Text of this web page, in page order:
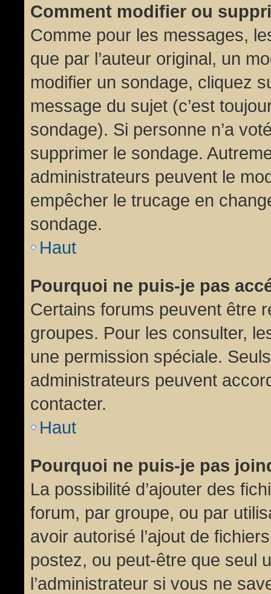
Comment modifier ou
Comme pour les messages,
que par l’auteur original, un
modifier un sondage, cliquez
message du sujet (c’est
sondage). Si personne n’a
supprimer le sondage.
administrateurs peuvent le
empêcher le trucage en
sondage.
Haut
Pourquoi ne puis-je pas
Certains forums peuvent être
groupes. Pour les consulter,
une permission spéciale.
administrateurs peuvent
contacter.
Haut
Pourquoi ne puis-je pas
La possibilité d’ajouter des
forum, par groupe, ou par
avoir autorisé l’ajout de
postez, ou peut-être que seul
l’administrateur si vous ne